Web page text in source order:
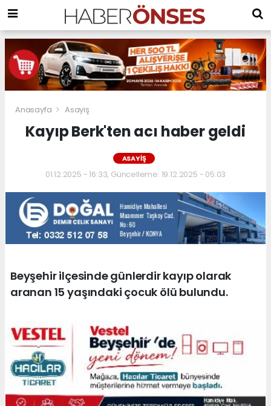
Anasayfa Asayiş
Kayıp Berk'ten acı haber geldi
ASAYIŞ
01.12.2025 - 16:33, Güncelleme: 19.12.2025 - 05:03
Beyşehir ilçesinde günlerdir kayıp olarak
aranan 15 yaşındaki çocuk ölü bulundu.